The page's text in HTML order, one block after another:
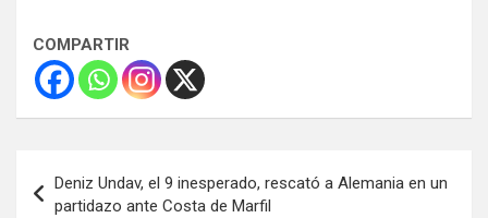
COMPARTIR
de
Deniz Undav, el 9 inesperado, rescató a Alemania en un
partidazo ante Costa de Marfil